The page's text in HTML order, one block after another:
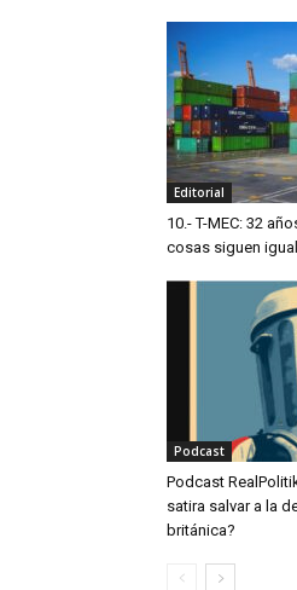
Editorial
10.- T-MEC: 32
cosas siguen
Podcast
Podcast
satira salvar a la
británica?